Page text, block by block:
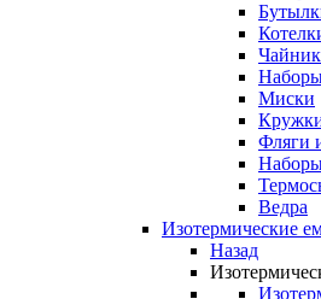
Миски
Фляги
Ведра
Изотермические
Назад